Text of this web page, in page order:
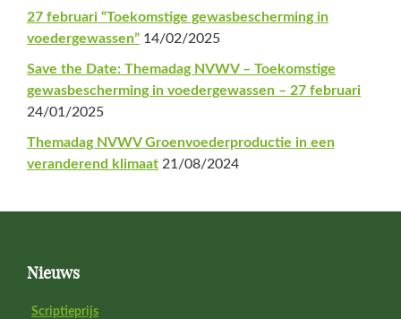
27 februari “Toekomstige gewasbescherming in
voedergewassen” 14/02/2025
Save the Date: Themadag NVWV – Toekomstige
gewasbescherming in voedergewassen – 27 februari
24/01/2025
Themadag NVWV Groenvoederproductie in een
veranderend klimaat 21/08/2024
FooterNieuws
Scriptieprijs